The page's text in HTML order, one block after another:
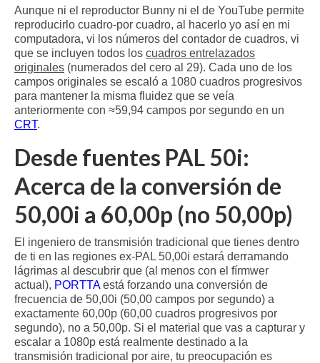
Aunque ni el reproductor Bunny ni el de YouTube permite
reproducirlo cuadro-por cuadro, al hacerlo yo así en mi
computadora, vi los números del contador de cuadros, vi
que se incluyen todos los cuadros entrelazados
originales (numerados del cero al 29). Cada uno de los
campos originales se escaló a 1080 cuadros progresivos
para mantener la misma fluidez que se veía
anteriormente con ≈59,94 campos por segundo en un
CRT.
Desde fuentes PAL 50i:
Acerca de la conversión de
50,00i a 60,00p (no 50,00p)
El ingeniero de transmisión tradicional que tienes dentro
de ti en las regiones ex-PAL 50,00i estará derramando
lágrimas al descubrir que (al menos con el fírmwer
actual), PORTTAestá forzando una conversión de
frecuencia de 50,00i (50,00 campos por segundo) a
exactamente 60,00p (60,00 cuadros progresivos por
segundo), no a 50,00p. Si el material que vas a capturar y
escalar a 1080p está realmente destinado a la
transmisión tradicional por aire, tu preocupación es